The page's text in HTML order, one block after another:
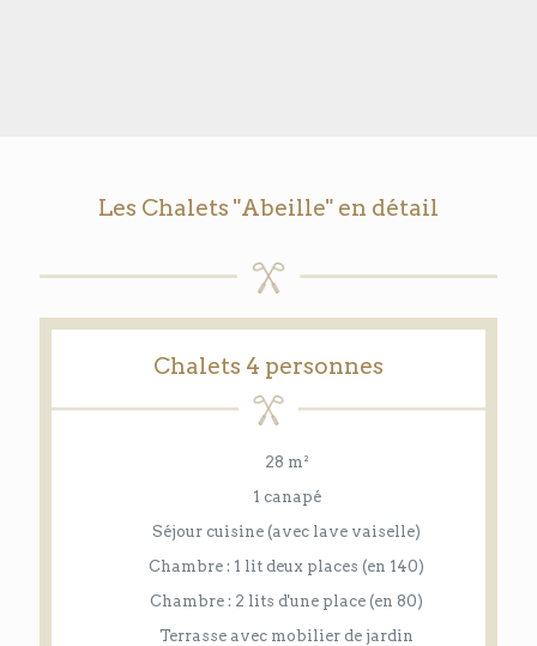
Les Chalets "Abeille" en détail
Chalets 4 personnes
28 m²
1 canapé
Séjour cuisine (avec lave vaiselle)
Chambre : 1 lit deux places (en 140)
Chambre : 2 lits d'une place (en 80)
Terrasse avec mobilier de jardin